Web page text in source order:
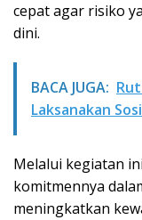
cepat agar risiko
dini.
BACA JUGA:
Laksanakan
Melalui kegiatan
komitmennya
meningkatkan